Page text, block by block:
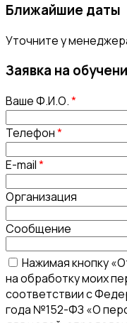
Ближайшие даты
Уточните у
Заявка на
Ваше Ф.И.О.*
Телефон*
E-mail*
Организация
Сообщение
Нажимая кнопку
на обработку моих
соответствии с
года №152-ФЗ «О